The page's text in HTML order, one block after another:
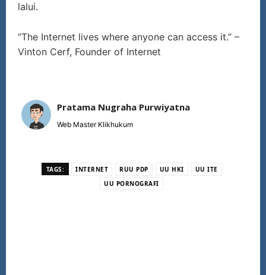
lalui.
“The Internet lives where anyone can access it.” –
Vinton Cerf, Founder of Internet
Pratama Nugraha Purwiyatna
Web Master Klikhukum
TAGS: INTERNET RUU PDP UU HKI
UU ITE
UU PORNOGRAFI